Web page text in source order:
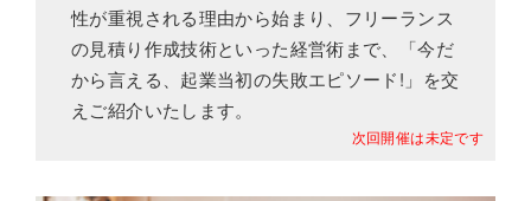
次回開催は未定です
性が重視される理由から始まり、フリーランス
の見積り作成技術といった経営術まで、「今だ
から言える、起業当初の失敗エピソード!」を交
えご紹介いたします。